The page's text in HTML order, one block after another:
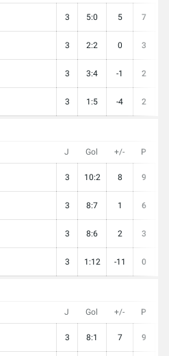
3 5:0 5 7
3 2:2 0 3
3 3:4 -1 2
3 1:5 -4 2
J Gol +/- P
3 10:2 8 9
3 8:7 1 6
3 8:6 2 3
3 1:12 -11 0
J Gol +/- P
3 8:1 7 9